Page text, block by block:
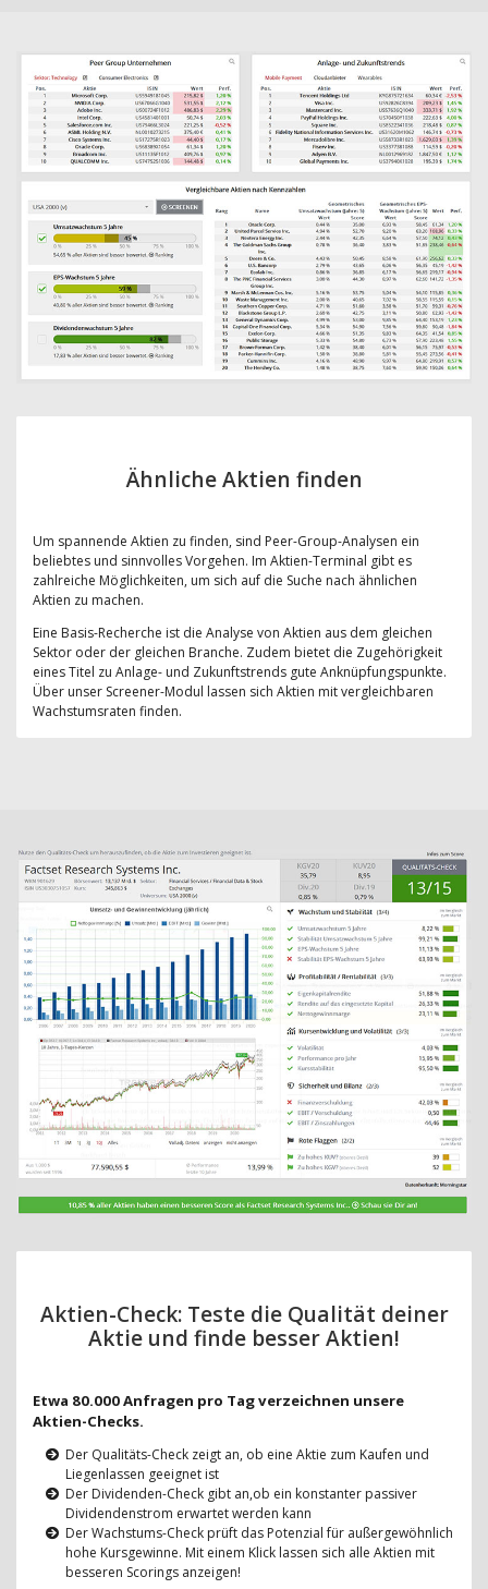
Ähnliche Aktien finden
Um spannende Aktien zu finden, sind Peer-Group-Analysen ein
beliebtes und sinnvolles Vorgehen. Im Aktien-Terminal gibt es
zahlreiche Möglichkeiten, um sich auf die Suche nach ähnlichen
Aktien zu machen.
Eine Basis-Recherche ist die Analyse von Aktien aus dem gleichen
Sektor oder der gleichen Branche. Zudem bietet die Zugehörigkeit
eines Titel zu Anlage- und Zukunftstrends gute Anknüpfungspunkte.
Über unser Screener-Modul lassen sich Aktien mit vergleichbaren
Wachstumsraten finden.
Aktien-Check: Teste die Qualität deiner
Aktie und finde besser Aktien!
Etwa 80.000 Anfragen pro Tag verzeichnen unsere
Aktien-Checks.
Der Qualitäts-Check zeigt an, ob eine Aktie zum Kaufen und
Liegenlassen geeignet ist
Der Dividenden-Check gibt an,ob ein konstanter passiver
Dividendenstrom erwartet werden kann
Der Wachstums-Check prüft das Potenzial für außergewöhnlich
hohe Kursgewinne. Mit einem Klick lassen sich alle Aktien mit
besseren Scorings anzeigen!